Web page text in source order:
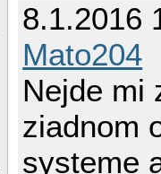
8.1.2016
Mato204
Nejde mi
ziadnom
systeme